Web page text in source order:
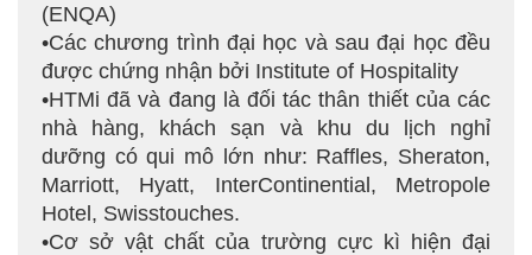
(ENQA)
•Các chương trình đại học và sau đại học đều
được chứng nhận bởi Institute of Hospitality
•HTMi đã và đang là đối tác thân thiết của các
nhà hàng, khách sạn và khu du lịch nghỉ
dưỡng có qui mô lớn như: Raffles, Sheraton,
Marriott, Hyatt, InterContinential, Metropole
Hotel, Swisstouches.
•Cơ sở vật chất của trường cực kì hiện đại